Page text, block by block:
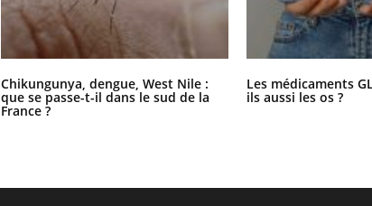
Chikungunya, dengue, West Nile :
que se passe-t-il dans le sud de la
France ?
Les médicaments
ils aussi les os ?